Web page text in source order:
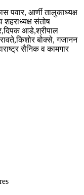
पवार, आर्णी तालुकाध्यक्ष
शहराध्यक्ष संतोष
आडे,श्रीपाल
बोक्से, गजानन
सैनिक व कामगार